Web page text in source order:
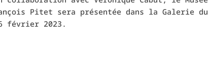
Pitet sera présentée dans la Galerie du
février 2023.